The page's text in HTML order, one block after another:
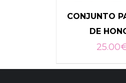
SELECCIONAR
CONJUNTO
DE
25.00